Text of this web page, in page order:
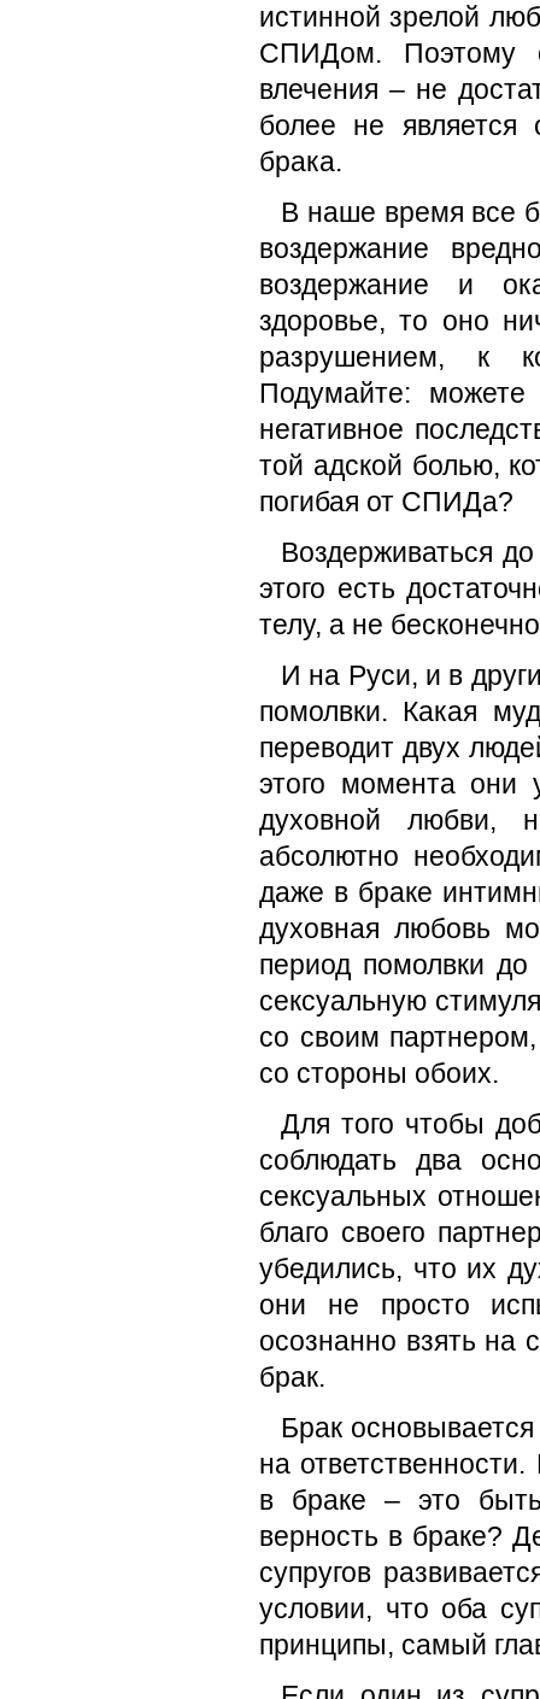
истинной зрелой
СПИДом. Поэтому
влечения – не
более не является
брака.
В наше время все
воздержание
воздержание и
здоровье, то оно
разрушением, к
Подумайте:
негативное
той адской болью,
погибая от СПИДа?
Воздерживаться
этого есть
телу, а не
И на Руси, и в
помолвки. Какая
переводит двух
этого момента они
духовной любви,
абсолютно
даже в браке
духовная любовь
период помолвки
сексуальную
со своим
со стороны обоих.
Для того чтобы
соблюдать два
сексуальных
благо своего
убедились, что их
они не просто
осознанно взять на
брак.
Брак
на
в браке – это
верность в браке?
супругов
условии, что оба
принципы, самый